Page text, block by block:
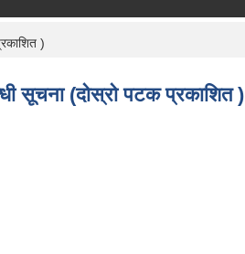
)
सूचना (दोस्रो पटक प्रकाशित )